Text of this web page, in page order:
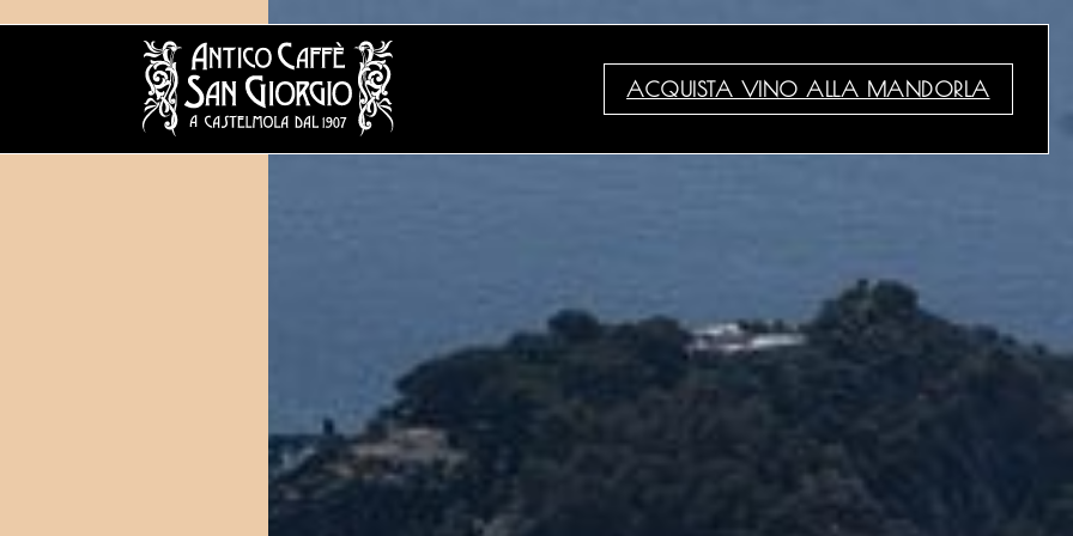
ACQUISTA VINO ALLA MANDORLA